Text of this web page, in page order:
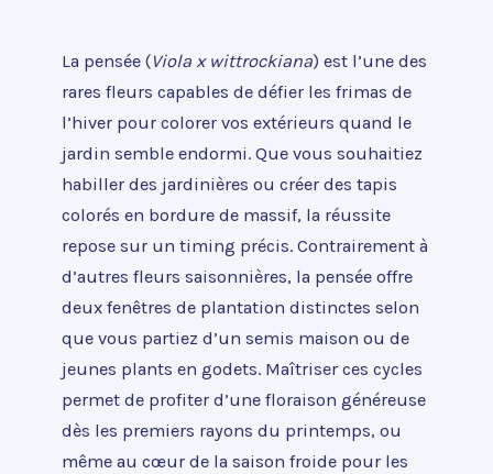
La pensée (Viola x wittrockiana) est l’une des
rares fleurs capables de défier les frimas de
l’hiver pour colorer vos extérieurs quand le
jardin semble endormi. Que vous souhaitiez
habiller des jardinières ou créer des tapis
colorés en bordure de massif, la réussite
repose sur un timing précis. Contrairement à
d’autres fleurs saisonnières, la pensée offre
deux fenêtres de plantation distinctes selon
que vous partiez d’un semis maison ou de
jeunes plants en godets. Maîtriser ces cycles
permet de profiter d’une floraison généreuse
dès les premiers rayons du printemps, ou
même au cœur de la saison froide pour les